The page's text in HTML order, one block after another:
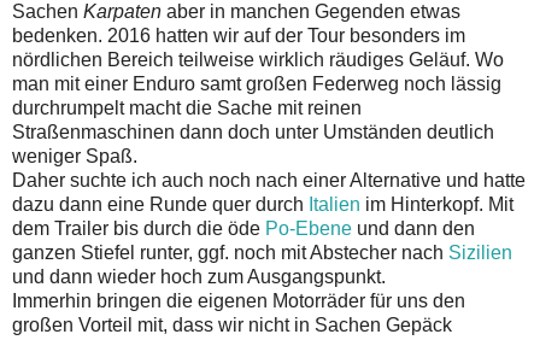
Sachen Karpaten aber in manchen Gegenden etwas
bedenken. 2016 hatten wir auf der Tour besonders im
nördlichen Bereich teilweise wirklich räudiges Geläuf. Wo
man mit einer Enduro samt großen Federweg noch lässig
durchrumpelt macht die Sache mit reinen
Straßenmaschinen dann doch unter Umständen deutlich
weniger Spaß.
Daher suchte ich auch noch nach einer Alternative und hatte
dazu dann eine Runde quer durch Italien im Hinterkopf. Mit
dem Trailer bis durch die öde Po-Ebene und dann den
ganzen Stiefel runter, ggf. noch mit Abstecher nach Sizilien
und dann wieder hoch zum Ausgangspunkt.
Immerhin bringen die eigenen Motorräder für uns den
großen Vorteil mit, dass wir nicht in Sachen Gepäck